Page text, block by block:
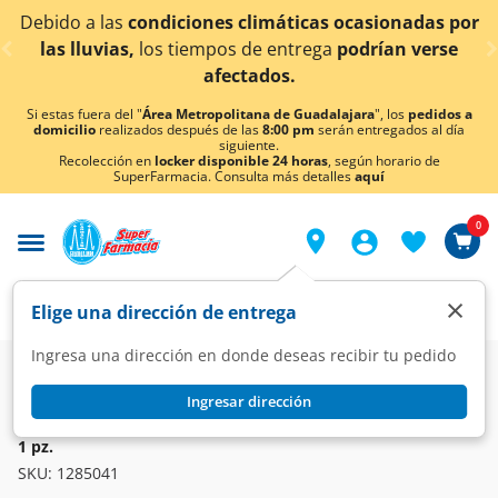
< div class="carousel-inner">
Debido a lascondiciones climáticas ocasionadas por
las lluvias,los tiempos de entregapodrían verse
afectados.
Si estas fuera del "Área Metropolitana de Guadalajara", los pedidos a
domicilio realizados después de las8:00 pm serán entregados al día
siguiente.
Recolección en locker disponible 24 horas, según horario de
SuperFarmacia. Consulta más detallesaquí
Elige una dirección de entrega
Ingresa una dirección en donde deseas recibir tu pedido
Ingresar dirección
×
0
Farmacia Visual Óptica
Lentes SPL para Lectura Grad. +1.50 Color Negro C/Estuche,
1 pz.
SKU: 1285041